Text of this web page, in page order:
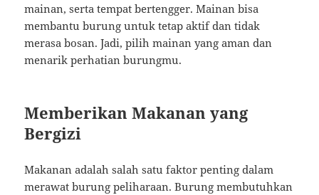
mainan, serta tempat bertengger. Mainan bisa
membantu burung untuk tetap aktif dan tidak
merasa bosan. Jadi, pilih mainan yang aman dan
menarik perhatian burungmu.
Memberikan Makanan yang
Bergizi
Makanan adalah salah satu faktor penting dalam
merawat burung peliharaan. Burung membutuhkan